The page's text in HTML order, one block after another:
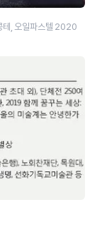
, 오일파스텔 2020